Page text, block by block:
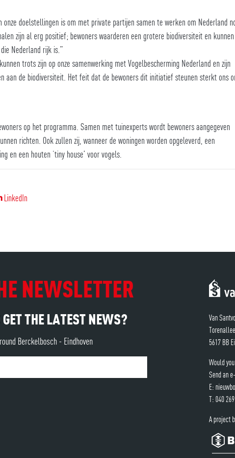
onze doelstellingen is om met private partijen samen te werken om Nederland
zijn al erg positief; bewoners waarderen een grotere biodiversiteit en kunnen
Nederland rijk is.”
trots zijn op onze samenwerking met Vogelbescherming Nederland en zijn
aan de biodiversiteit. Het feit dat de bewoners dit initiatief steunen sterkt ons
op het programma. Samen met tuinexperts wordt bewoners aangegeven
richten. Ook zullen zij, wanneer de woningen worden opgeleverd, een
en een houten ‘tiny house’ voor vogels.
LinkedIn
NEWSLETTER
THE LATEST NEWS?
Berckelbosch - Eindhoven
Van
5617 BB
Would
Send an
E:
T: 040
A project